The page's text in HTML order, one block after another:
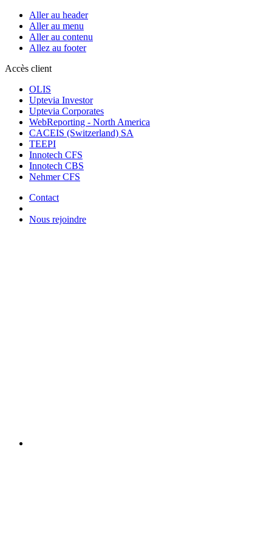
Aller au header
Aller au menu
Aller au contenu
Allez au footer
Accès client
OLIS
Uptevia Investor
Uptevia Corporates
WebReporting - North America
CACEIS (Switzerland) SA
TEEPI
Innotech CFS
Innotech CBS
Nehmer CFS
Contact
Nous rejoindre